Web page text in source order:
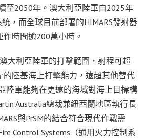
至2050年。澳大利亞陸軍自2025年
，而全球目前部署的HIMARS發射器
時間逾200萬小時。
大利亞陸軍的打擊範圍，射程可超
陸基海上打擊能力，遠超其他替代
陸軍能夠在更遠的海域對海上目標構
Australia總裁兼紐西蘭地區執行長
與PrSM的結合符合現代作戰需
Control Systems（通用火力控制系